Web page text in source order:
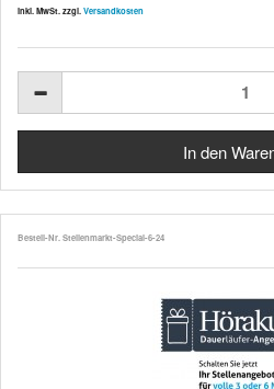
inkl. MwSt. zzgl. Versandkosten
Bestell-Nr. Stellenmarkt-Special-6-24